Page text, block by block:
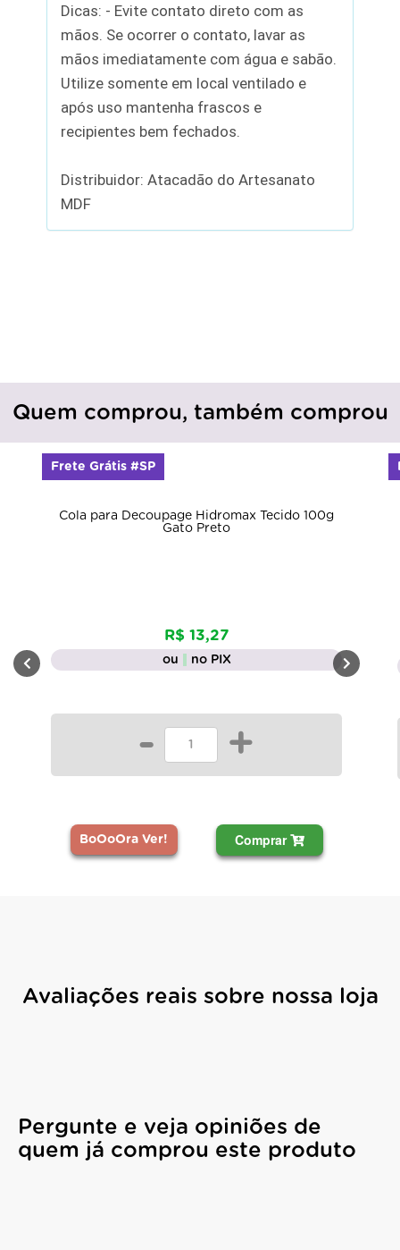
Dicas: - Evite contato direto com as
mãos. Se ocorrer o contato, lavar as
mãos imediatamente com água e sabão.
Utilize somente em local ventilado e
após uso mantenha frascos e
recipientes bem fechados.
Distribuidor: Atacadão do Artesanato
MDF
Quem comprou, também comprou
Cola para Decoupage Hidromax Tecido 100g
Gato Preto
R$ 13,27
ou no PIX
- +
BoOoOra Ver! Comprar
Frete Grátis #SP
Avaliações reais sobre nossa loja
Pergunte e veja opiniões de
quem já comprou este produto